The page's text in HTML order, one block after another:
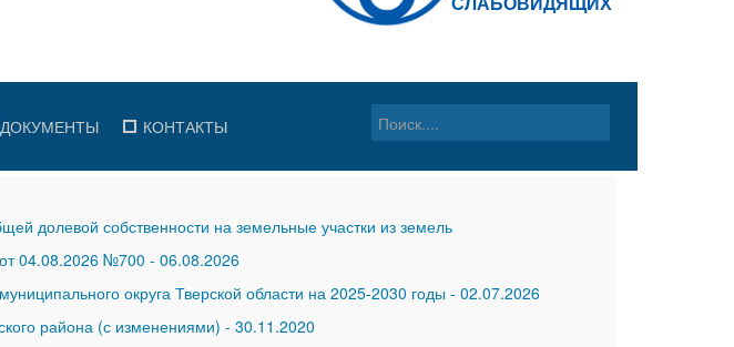
ДОКУМЕНТЫ КОНТАКТЫ
долевой собственности на земельные участки из земель
04.08.2026 №700 - 06.08.2026
округа Тверской области на 2025-2030 годы - 02.07.2026
района (с изменениями) - 30.11.2020